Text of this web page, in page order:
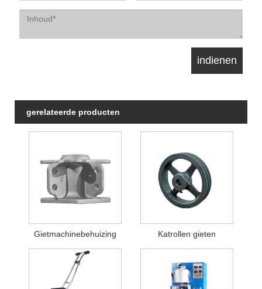
gerelateerde producten
Gietmachinebehuizing Katrollen gieten